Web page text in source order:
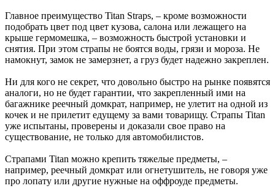
Главное преимущество Titan Straps, – кроме возможности
подобрать цвет под цвет кузова, салона или лежащего на
крыше гермомешка, – возможность быстрой установки и
снятия. При этом страпы не боятся воды, грязи и мороза. Не
намокнут, замок не замерзнет, а груз будет надежно закреплен.
Ни для кого не секрет, что довольно быстро на рынке появятся
аналоги, но не будет гарантии, что закрепленный ими на
багажнике реечный домкрат, например, не улетит на одной из
кочек и не прилетит едущему за вами товарищу. Страпы Titan
уже испытаны, проверены и доказали свое право на
существование, не только для автомобилистов.
Страпами Titan можно крепить тяжелые предметы, –
например, реечный домкрат или огнетушитель, не говоря уже
про лопату или другие нужные на оффроуде предметы.